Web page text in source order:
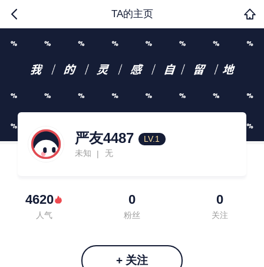
TA的主页
严友4487
LV.1
未知
| 无
4620
人气
0
粉丝
0
关注
+ 关注